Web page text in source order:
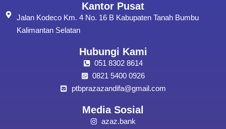
Kantor Pusat
Jalan Kodeco Km. 4 No. 16 B Kabupaten Tanah Bumbu
Kalimantan Selatan
Hubungi Kami
051 8302 8614
0821 5400 0926
ptbprazazandifa@gmail.com
Media Sosial
azaz.bank